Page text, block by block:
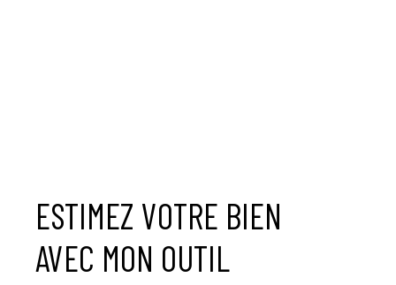
ESTIMEZ VOTRE BIEN
AVEC MON OUTIL